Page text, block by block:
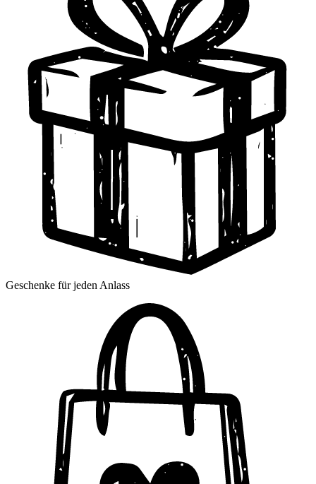
Geschenke für jeden Anlass